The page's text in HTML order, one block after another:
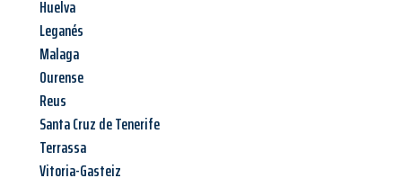
Huelva
Leganés
Malaga
Ourense
Reus
Santa Cruz de Tenerife
Terrassa
Vitoria-Gasteiz